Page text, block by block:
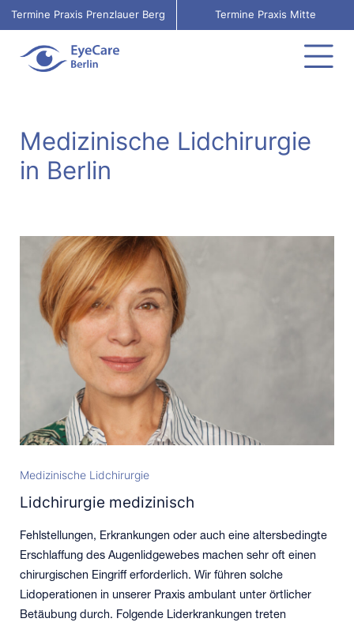
Termine Praxis Prenzlauer Berg Termine Praxis Mitte
Medizinische Lidchirurgie
in Berlin
Medizinische Lidchirurgie
Lidchirurgie medizinisch
Fehlstellungen, Erkrankungen oder auch eine altersbedingte
Erschlaffung des Augenlidgewebes machen sehr oft einen
chirurgischen Eingriff erforderlich. Wir führen solche
Lidoperationen in unserer Praxis ambulant unter örtlicher
Betäubung durch. Folgende Liderkrankungen treten